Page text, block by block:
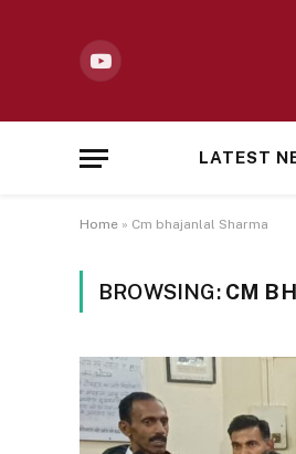
YouTube
LATEST
Home » Cm bhajanlal Sharma
BROWSING: CM